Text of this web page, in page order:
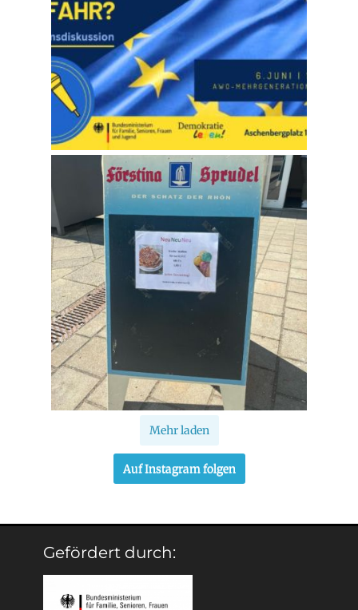
Mehr laden
Auf Instagram folgen
Gefördert durch: